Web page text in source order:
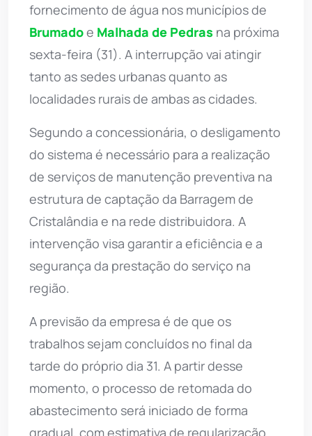
fornecimento de água nos municípios de
Brumadoe Malhada de Pedras na próxima
sexta-feira (31). A interrupção vai atingir
tanto as sedes urbanas quanto as
localidades rurais de ambas as cidades.
Segundo a concessionária, o desligamento
do sistema é necessário para a realização
de serviços de manutenção preventiva na
estrutura de captação da Barragem de
Cristalândia e na rede distribuidora. A
intervenção visa garantir a eficiência e a
segurança da prestação do serviço na
região.
A previsão da empresa é de que os
trabalhos sejam concluídos no final da
tarde do próprio dia 31. A partir desse
momento, o processo de retomada do
abastecimento será iniciado de forma
gradual, com estimativa de regularização